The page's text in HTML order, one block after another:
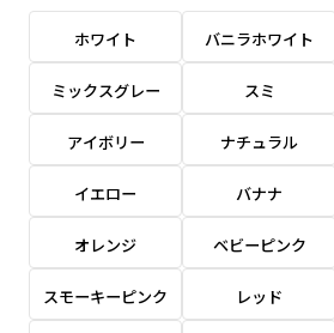
ホワイト バニラホワイト
ミックスグレー スミ
アイボリー ナチュラル
イエロー バナナ
オレンジ ベビーピンク
スモーキーピンク レッド
入稿（AI／PSD）（要画像
］
弊社よりJPG画像をお送りし
返事を頂いたあとに製作開始
デザイン依頼［ +3,998円 ］
イルまたは、文章でお知らせ
名入れ［+999円］
文字のみの名入れが可能です
名入れ（要画像確認）［
弊社よりJPG画像をお送りし
返事を頂いたあとに製作開始
スリム
飾る場所に対して、標準サイズ
感じる場合や、立てる本数を増
ちらです。
幅が15cm 狭くなっておりスリ
す。
スリム
飾る場所に対して、標準サイズ
感じる場合や、立てる本数を増
ちらです。
幅が15cm 狭くなっておりスリ
す。
上左チチと
上右チチと
右棒袋縫い
（上と右）
上棒袋縫い
（上のみ）
ハトメ上4つ
（+1営業日）
ハトメ上下4つ
（+1営業日）
（上のみ） その他
※備考欄に要望
1本（2分割）の場
文字の間にスリット